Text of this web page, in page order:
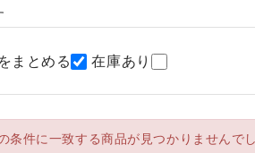
まとめる 在庫あり
条件に一致する商品が見つかりませんでし